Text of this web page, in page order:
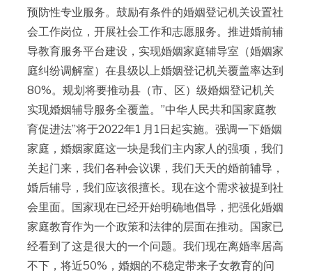
预防性专业服务。鼓励有条件的婚姻登记机关设置社
会工作岗位，开展社会工作和志愿服务。推进婚前辅
导教育服务平台建设，实现婚姻家庭辅导室（婚姻家
庭纠纷调解室）在县级以上婚姻登记机关覆盖率达到
80%。规划将要推动县（市、区）级婚姻登记机关
实现婚姻辅导服务全覆盖。”中华人民共和国家庭教
育促进法”将于2022年1 月1日起实施。强调一下婚姻
家庭，婚姻家庭这一块是我们主内家人的强项，我们
关起门来，我们各种会议课，我们天天的婚前辅导，
婚后辅导，我们应该很擅长。现在这个需求被提到社
会里面。国家现在已经开始明确地倡导，把强化婚姻
家庭教育作为一个政策和法律的层面在推动。国家已
经看到了这是很大的一个问题。我们现在离婚率居高
不下，将近50%，婚姻的不稳定带来子女教育的问